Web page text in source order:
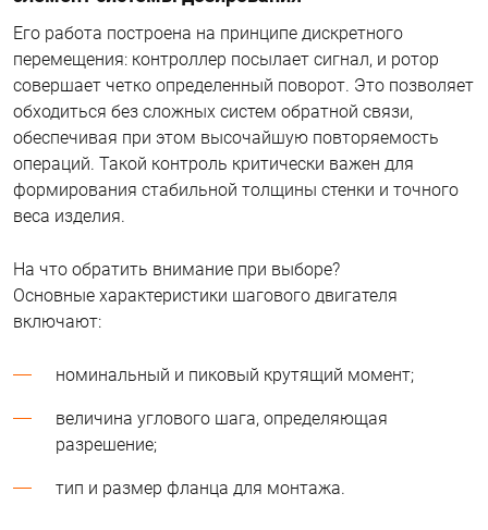
Его работа построена на принципе дискретного
перемещения: контроллер посылает сигнал, и ротор
совершает четко определенный поворот. Это позволяет
обходиться без сложных систем обратной связи,
обеспечивая при этом высочайшую повторяемость
операций. Такой контроль критически важен для
формирования стабильной толщины стенки и точного
веса изделия.
На что обратить внимание при выборе?
Основные характеристики шагового двигателя
включают:
номинальный и пиковый крутящий момент;
величина углового шага, определяющая
разрешение;
тип и размер фланца для монтажа.